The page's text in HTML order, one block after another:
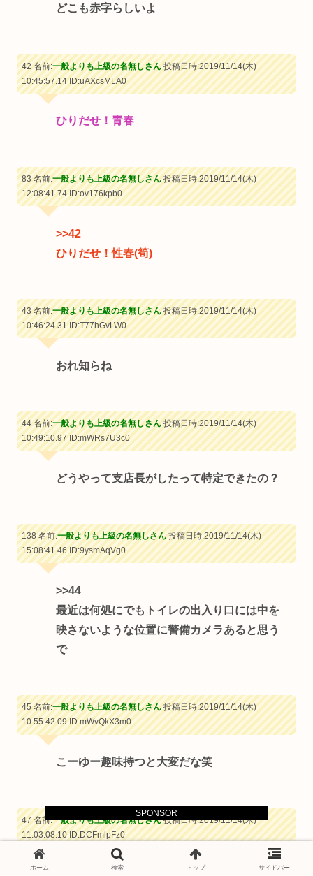
SPONSOR
どこも赤字らしいよ
42 名前:一般よりも上級の名無しさん投稿日時:2019/11/14(木)
10:45:57.14ID:uAXcsMLA0
ひりだせ！青春
83 名前:一般よりも上級の名無しさん投稿日時:2019/11/14(木)
12:08:41.74ID:ov176kpb0
>>42
ひりだせ！性春(筍)
43 名前:一般よりも上級の名無しさん投稿日時:2019/11/14(木)
10:46:24.31ID:T77hGvLW0
おれ知らね
44 名前:一般よりも上級の名無しさん投稿日時:2019/11/14(木)
10:49:10.97ID:mWRs7U3c0
どうやって支店長がしたって特定できたの？
138 名前:一般よりも上級の名無しさん投稿日時:2019/11/14(木)
15:08:41.46ID:9ysmAqVg0
>>44
最近は何処にでもトイレの出入り口には中を
映さないような位置に警備カメラあると思う
で
45 名前:一般よりも上級の名無しさん投稿日時:2019/11/14(木)
10:55:42.09ID:mWvQkX3m0
こーゆー趣味持つと大変だな笑
47 名前:一般よりも上級の名無しさん投稿日時:2019/11/14(木)
11:03:08.10ID:DCFmlpFz0
ホーム 検索 トップ サイドバー